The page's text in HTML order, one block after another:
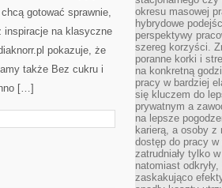
Cię trolling,
wędkarstwo
ten klimat,
Tutaj liczy
okresu masowej
hybrydowe
perspektywy
szereg korzyści.
poranne korki i
na konkretną
pracy w bardziej
się kluczem do
prywatnym a
na lepsze
karierą, a osoby
dostęp do pracy
zatrudniały tylko
natomiast
zaskakująco